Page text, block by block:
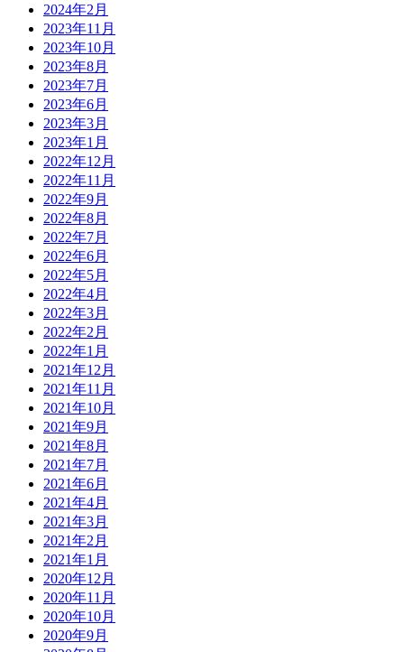
2024年2月
2023年11月
2023年10月
2023年8月
2023年7月
2023年6月
2023年3月
2023年1月
2022年12月
2022年11月
2022年9月
2022年8月
2022年7月
2022年6月
2022年5月
2022年4月
2022年3月
2022年2月
2022年1月
2021年12月
2021年11月
2021年10月
2021年9月
2021年8月
2021年7月
2021年6月
2021年4月
2021年3月
2021年2月
2021年1月
2020年12月
2020年11月
2020年10月
2020年9月